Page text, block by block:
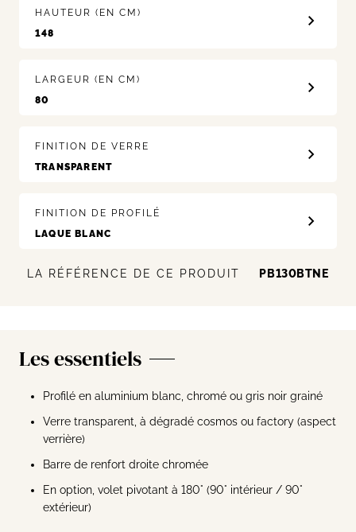
HAUTEUR (EN CM)
LARGEUR (EN CM)
FINITION DE VERRE
FINITION DE PROFILÉ
LA RÉFÉRENCE DE CE PRODUIT PB130BTNE
Les essentiels
Profilé en aluminium blanc, chromé ou gris noir grainé
Verre transparent, à dégradé cosmos ou factory (aspect
verrière)
Barre de renfort droite chromée
En option, volet pivotant à 180° (90° intérieur / 90°
extérieur)